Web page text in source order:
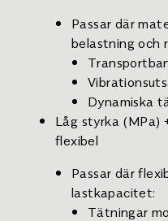
Passar där
belastning och
Dynamiska
Låg styrka (MPa)
flexibel
Passar där
lastkapacitet:
Tätningar